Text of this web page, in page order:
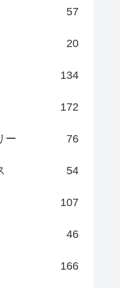
57
20
134
172
ー 76
54
107
46
166